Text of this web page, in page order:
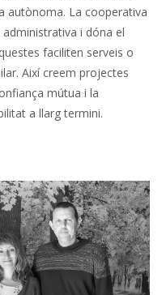
autònoma. La cooperativa
i dóna el
faciliten serveis o
Així creem projectes
mútua i la
a llarg termini.